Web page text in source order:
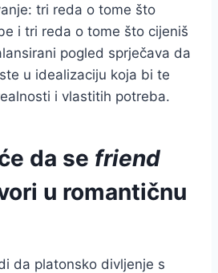
tri reda o tome što
i tri reda o tome što cijeniš
pogled sprječava da
u idealizaciju koja bi te
i vlastitih potreba.
da se friend
u romantičnu
da platonsko divljenje s